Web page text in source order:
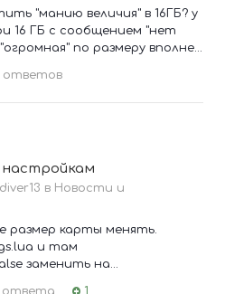
"манию величия" в 16ГБ? у
16 ГБ с сообщением "нет
по размеру вполне...
ответов
в Новости и
размер карты менять.
и там
заменить на...
ответа 1